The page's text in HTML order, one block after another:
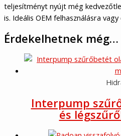
teljesítményt nyújt még
is. Ideális OEM felhasználásra
Érdekelhetnek még…
Interpump
és